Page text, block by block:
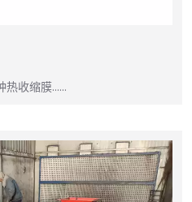
热收缩膜……